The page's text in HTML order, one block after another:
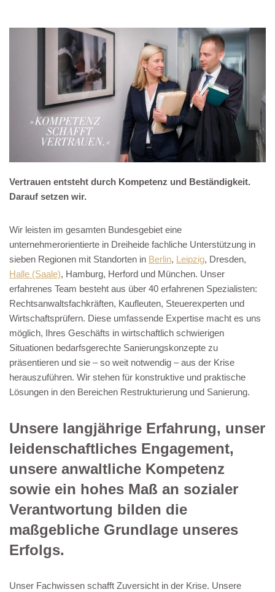
Vertrauen entsteht durch Kompetenz und Beständigkeit.
Darauf setzen wir.
Wir leisten im gesamten Bundesgebiet eine
unternehmerorientierte in Dreiheide fachliche Unterstützung in
sieben Regionen mit Standorten in Berlin, Leipzig, Dresden,
Halle (Saale), Hamburg, Herford und München. Unser
erfahrenes Team besteht aus über 40 erfahrenen Spezialisten:
Rechtsanwaltsfachkräften, Kaufleuten, Steuerexperten und
Wirtschaftsprüfern. Diese umfassende Expertise macht es uns
möglich, Ihres Geschäfts in wirtschaftlich schwierigen
Situationen bedarfsgerechte Sanierungskonzepte zu
präsentieren und sie – so weit notwendig – aus der Krise
herauszuführen. Wir stehen für konstruktive und praktische
Lösungen in den Bereichen Restrukturierung und Sanierung.
Unsere langjährige Erfahrung, unser
leidenschaftliches Engagement,
unsere anwaltliche Kompetenz
sowie ein hohes Maß an sozialer
Verantwortung bilden die
maßgebliche Grundlage unseres
Erfolgs.
Unser Fachwissen schafft Zuversicht in der Krise. Unsere